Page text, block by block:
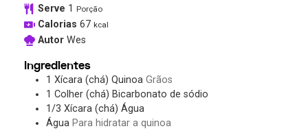
Serve 1 Porção
Calorias 67 kcal
Autor Wes
Ingredientes
1 Xícara (chá) Quinoa Grãos
1 Colher (chá) Bicarbonato de sódio
1/3 Xícara (chá) Água
Água Para hidratar a quinoa